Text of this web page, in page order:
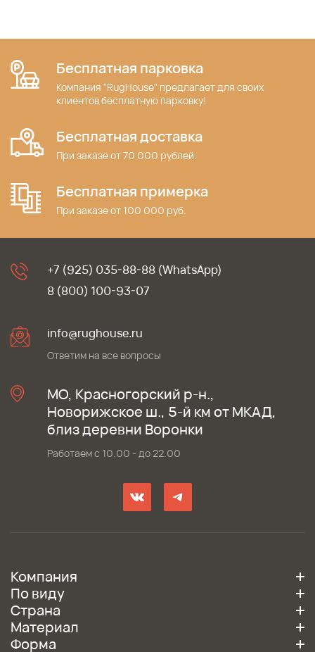
Бесплатная парковка
Компания "RugHouse" предлагает для своих
клиентов бесплатную парковку!
Бесплатная доставка
При заказе от 70 000 рублей.
Бесплатная примерка
При заказе от 100 000 руб.
+7 (925) 035-88-88 (WhatsApp)
8 (800) 100-93-07
info@rughouse.ru
Ответим на все вопросы
МО, Красногорский р-н.,
Новорижское ш., 5-й км от МКАД,
близ деревни Воронки
Работаем с 10.00 - до 22.00
Компания
По виду
Страна
Материал
Форма